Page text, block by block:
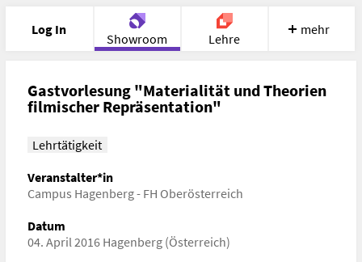
Log In
Showroom Lehre
Portfolio Image Cloud Chat
mehr
Gastvorlesung "Materialität und Theorien
filmischer Repräsentation"
Lehrtätigkeit
Veranstalter*in
Campus Hagenberg - FH Oberösterreich
Datum
04. April 2016 Hagenberg (Österreich)